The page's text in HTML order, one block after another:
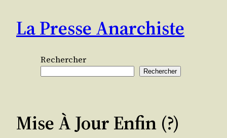
contenu
La Presse Anarchiste
Rechercher
Rechercher
Mise À Jour Enfin (?)